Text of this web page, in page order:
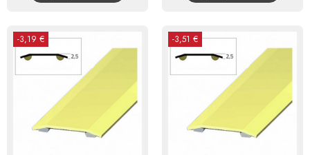
-3,19 € -3,51 €